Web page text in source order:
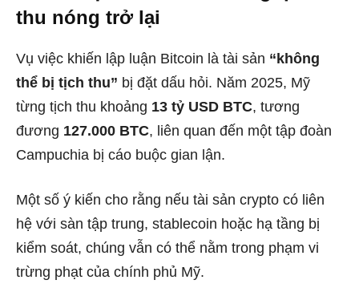
thu nóng trở lại
Vụ việc khiến lập luận Bitcoin là tài sản “không
thể bị tịch thu” bị đặt dấu hỏi. Năm 2025, Mỹ
từng tịch thu khoảng 13 tỷ USD BTC, tương
đương 127.000 BTC, liên quan đến một tập đoàn
Campuchia bị cáo buộc gian lận.
Một số ý kiến cho rằng nếu tài sản crypto có liên
hệ với sàn tập trung, stablecoin hoặc hạ tầng bị
kiểm soát, chúng vẫn có thể nằm trong phạm vi
trừng phạt của chính phủ Mỹ.